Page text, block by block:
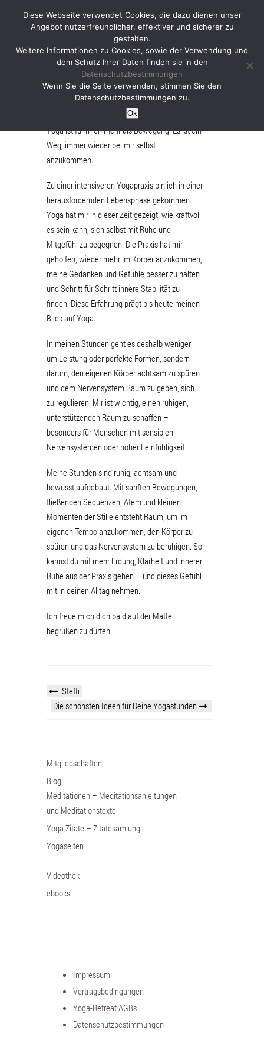
Louisa
Yoga ist für mich mehr als Bewegung. Es ist ein
Weg, immer wieder bei mir selbst
anzukommen.
Zu einer intensiveren Yogapraxis bin ich in einer
herausfordernden Lebensphase gekommen.
Yoga hat mir in dieser Zeit gezeigt, wie kraftvoll
es sein kann, sich selbst mit Ruhe und
Mitgefühl zu begegnen. Die Praxis hat mir
geholfen, wieder mehr im Körper anzukommen,
meine Gedanken und Gefühle besser zu halten
und Schritt für Schritt innere Stabilität zu
finden. Diese Erfahrung prägt bis heute meinen
Blick auf Yoga.
In meinen Stunden geht es deshalb weniger
um Leistung oder perfekte Formen, sondern
darum, den eigenen Körper achtsam zu spüren
und dem Nervensystem Raum zu geben, sich
zu regulieren. Mir ist wichtig, einen ruhigen,
unterstützenden Raum zu schaffen –
besonders für Menschen mit sensiblen
Nervensystemen oder hoher Feinfühligkeit.
Meine Stunden sind ruhig, achtsam und
bewusst aufgebaut. Mit sanften Bewegungen,
fließenden Sequenzen, Atem und kleinen
Momenten der Stille entsteht Raum, um im
eigenen Tempo anzukommen, den Körper zu
spüren und das Nervensystem zu beruhigen. So
kannst du mit mehr Erdung, Klarheit und innerer
Ruhe aus der Praxis gehen – und dieses Gefühl
mit in deinen Alltag nehmen.
Ich freue mich dich bald auf der Matte
begrüßen zu dürfen!
Steffi
Die schönsten Ideen für Deine Yogastunden
Mitgliedschaften
Blog
Meditationen – Meditationsanleitungen
und Meditationstexte
Yoga Zitate – Zitatesamlung
Yogaseiten
Videothek
ebooks
Impressum
Vertragsbedingungen
Yoga-Retreat AGBs
Datenschutzbestimmungen
Diese Webseite verwendet Cookies, die dazu dienen unser
Angebot nutzerfreundlicher, effektiver und sicherer zu
gestalten.
Weitere Informationen zu Cookies, sowie der Verwendung und
dem Schutz Ihrer Daten finden sie in den
Datenschutzbestimmungen
Wenn Sie die Seite verwenden, stimmen Sie den
Datenschutzbestimmungen zu.
Ok